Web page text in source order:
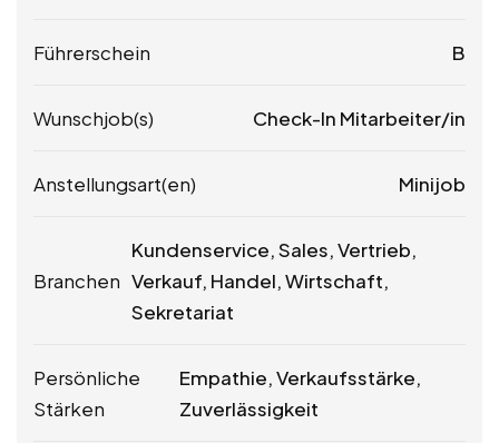
Führerschein B
Wunschjob(s) Check-In Mitarbeiter/in
Anstellungsart(en) Minijob
Branchen
Kundenservice, Sales, Vertrieb,
Verkauf, Handel, Wirtschaft,
Sekretariat
Persönliche
Stärken
Empathie, Verkaufsstärke,
Zuverlässigkeit